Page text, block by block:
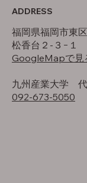
ADDRESS
福岡県福岡市東区
松香台２-３−１
GoogleMapで見
九州産業大学
092-673-5050